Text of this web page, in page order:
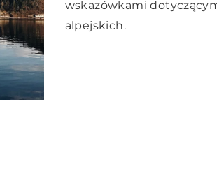
wskazówkami
alpejskich.